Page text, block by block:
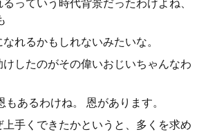
っていう時代背景だったわけよね、
れるかもしれないみたいな。
けしたのがその偉いおじいちゃんなわ
もあるわけね。 恩があります。
手くできたかというと、多くを求め